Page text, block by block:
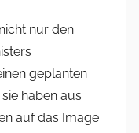
nur den
geplanten
haben aus
auf das Image